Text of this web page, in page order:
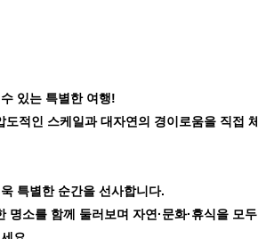
있는 특별한 여행!
적인 스케일과 대자연의 경이로움을 직접 체
특별한 순간을 선사합니다.
소를 함께 둘러보며 자연·문화·휴식을 모두